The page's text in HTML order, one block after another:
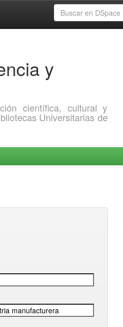
y
científica, cultural y
Universitarias de